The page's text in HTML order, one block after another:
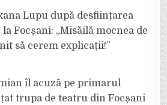
Lupu după desființarea
Focșani: „Misăilă mocnea de
să cerem explicații!”
îl acuză pe primarul
trupa de teatru din Focșani